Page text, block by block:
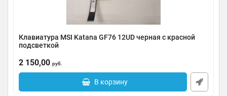
Клавиатура MSI Katana GF76 12UD черная c красной
подсветкой
2 150,00 руб.
В корзину